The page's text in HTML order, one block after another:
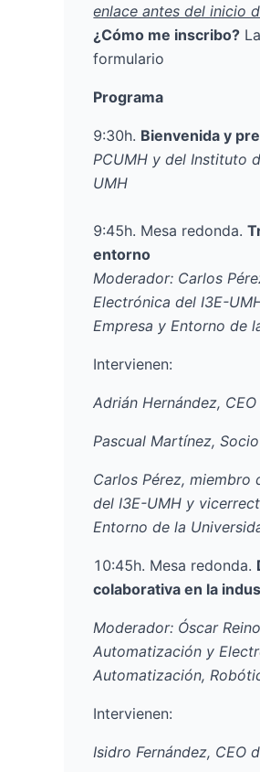
enlace antes del inicio
¿Cómo me inscribo?
formulario
Programa
9:30h. Bienvenida y
PCUMH y del Instituto
UMH
9:45h. Mesa redonda.
entorno
Moderador: Carlos
Electrónica del I3E-
Empresa y Entorno de
Intervienen:
Adrián Hernández,
Pascual Martínez,
Carlos Pérez, miembro
del I3E-UMH y
Entorno de la
10:45h. Mesa redonda.
colaborativa en la
Moderador: Óscar
Automatización y
Automatización,
Intervienen:
Isidro Fernández, CEO